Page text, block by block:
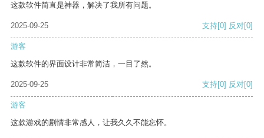
这款软件简直是神器，解决了我所有问题。
2025-09-25 支持[0] 反对[0]
游客
这款软件的界面设计非常简洁，一目了然。
2025-09-25 支持[0] 反对[0]
游客
这款游戏的剧情非常感人，让我久久不能忘怀。